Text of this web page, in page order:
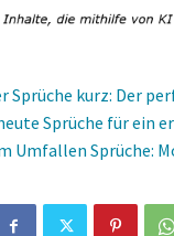
Sprüche kurz: Der
Sprüche für ein
Umfallen Sprüche: